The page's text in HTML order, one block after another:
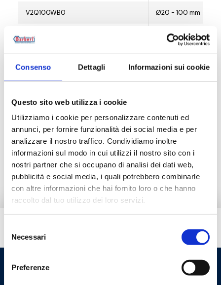
Consenso Dettagli Informazioni sui cookie
Questo sito web utilizza i cookie
Utilizziamo i cookie per personalizzare contenuti ed
annunci, per fornire funzionalità dei social media e per
analizzare il nostro traffico. Condividiamo inoltre
informazioni sul modo in cui utilizzi il nostro sito con i
nostri partner che si occupano di analisi dei dati web,
pubblicità e social media, i quali potrebbero combinarle
con altre informazioni che hai fornito loro o che hanno
raccolto dal tuo utilizzo dei loro servizi.
del
consenso
Necessari
Preferenze
V2Q100WB0 Ø20 - 100 mm
V2Q100BM0 Ø20 - 100 mm
Documentação
Produtos alternativos